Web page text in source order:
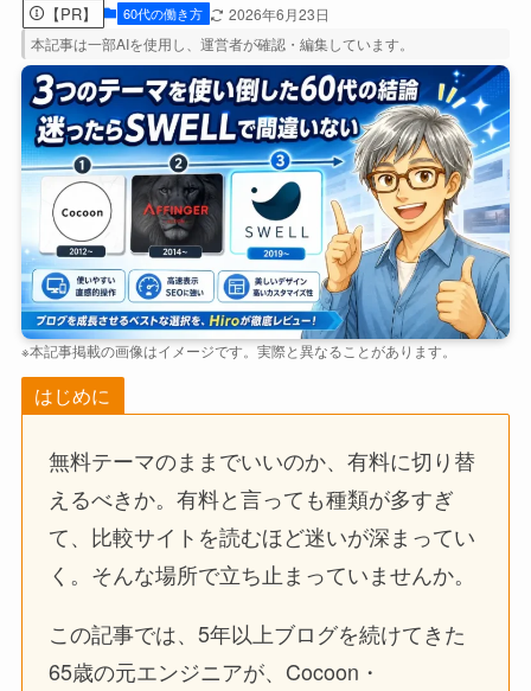
【PR】 60代の働き方
2026年6月23日
本記事は一部AIを使用し、運営者が確認・編集しています。
※本記事掲載の画像はイメージです。実際と異なることがあります。
はじめに
無料テーマのままでいいのか、有料に切り替
えるべきか。有料と言っても種類が多すぎ
て、比較サイトを読むほど迷いが深まってい
く。そんな場所で立ち止まっていませんか。
この記事では、5年以上ブログを続けてきた
65歳の元エンジニアが、Cocoon・